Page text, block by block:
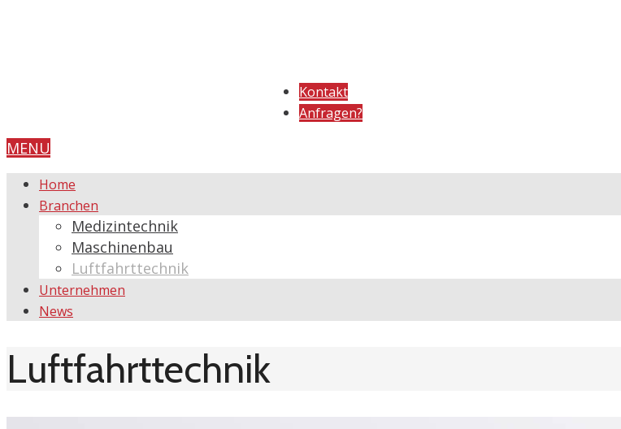
Kontakt
Anfragen?
MENU
Home
Branchen
Medizintechnik
Maschinenbau
Luftfahrttechnik
Unternehmen
News
Luftfahrttechnik